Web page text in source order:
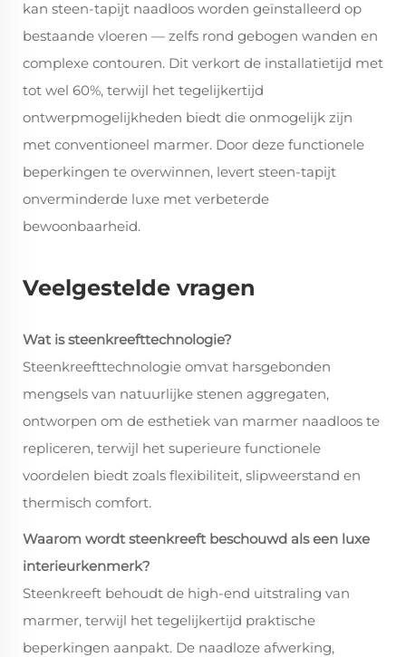
kan steen-tapijt naadloos worden geïnstalleerd op
bestaande vloeren — zelfs rond gebogen wanden en
complexe contouren. Dit verkort de installatietijd met
tot wel 60%, terwijl het tegelijkertijd
ontwerpmogelijkheden biedt die onmogelijk zijn
met conventioneel marmer. Door deze functionele
beperkingen te overwinnen, levert steen-tapijt
onverminderde luxe met verbeterde
bewoonbaarheid.
Veelgestelde vragen
Wat is steenkreefttechnologie?
Steenkreefttechnologie omvat harsgebonden
mengsels van natuurlijke stenen aggregaten,
ontworpen om de esthetiek van marmer naadloos te
repliceren, terwijl het superieure functionele
voordelen biedt zoals flexibiliteit, slipweerstand en
thermisch comfort.
Waarom wordt steenkreeft beschouwd als een luxe
interieurkenmerk?
Steenkreeft behoudt de high-end uitstraling van
marmer, terwijl het tegelijkertijd praktische
beperkingen aanpakt. De naadloze afwerking,